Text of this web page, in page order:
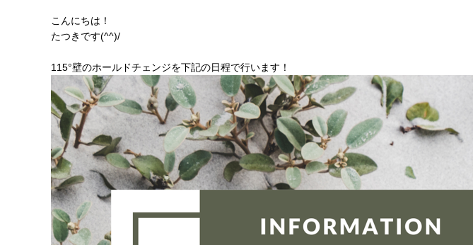
こんにちは！
たつきです(^^)/
115°壁のホールドチェンジを下記の日程で行います！